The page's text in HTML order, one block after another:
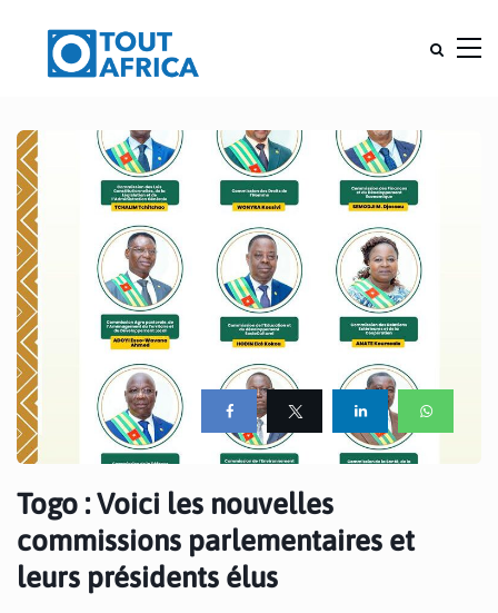
Togo : Voici les nouvelles
commissions parlementaires et
leurs présidents élus